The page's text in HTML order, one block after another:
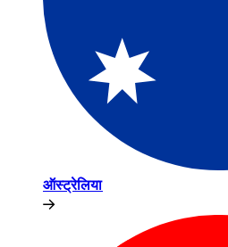
ऑस्ट्रेलिया​​